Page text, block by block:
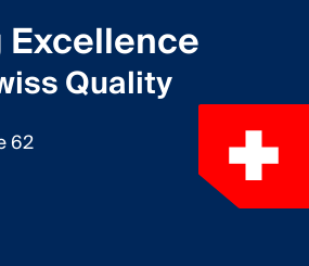
Quality
62